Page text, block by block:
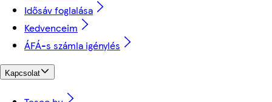
Idősáv foglalása
Kedvenceim
ÁFÁ-s számla igénylés
Kapcsolat